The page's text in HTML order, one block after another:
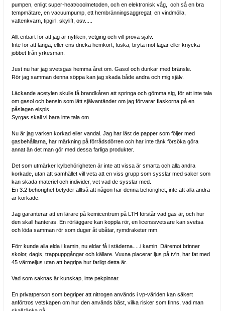
pumpen, enligt super-heat/coolmetoden, och en elektronisk våg, och så en bra
tempmätare, en vacuumpump, ett hembränningsaggregat, en vindmölla,
vattenkvarn, tipgirl, skylift, osv.....
Allt enbart för att jag är nyfiken, vetgirig och vill prova själv.
Inte för att langa, eller ens dricka hemkört, fuska, bryta mot lagar eller knycka
jobbet från yrkesmän.
Just nu har jag svetsgas hemma året om. Gasol och dunkar med bränsle.
Rör jag samman denna söppa kan jag skada både andra och mig själv.
Läckande acetylen skulle få brandkåren att springa och gömma sig, för att inte tala
om gasol och bensin som lätt självantänder om jag förvarar flaskorna på en
påslagen elspis.
Syrgas skall vi bara inte tala om.
Nu är jag varken korkad eller vandal. Jag har läst de papper som följer med
gasbehållarna, har märkning på förrådsdörren och har inte tänk försöka göra
annat än det man gör med dessa farliga produkter.
Det som utmärker kylbehörigheten är inte att vissa är smarta och alla andra
korkade, utan att samhället vill veta att en viss grupp som sysslar med saker som
kan skada materiel och individer, vet vad de sysslar med.
En 3.2 behörighet betyder alltså att någon har denna behörighet, inte att alla andra
är korkade.
Jag garanterar att en lärare på kemicentrum på LTH förstår vad gas är, och hur
den skall hanteras. En rörläggare kan koppla rör, en licenssvetsare kan svetsa
och löda samman rör som duger åt ubåtar, rymdraketer mm.
Förr kunde alla elda i kamin, nu eldar få i städerna.....i kamin. Däremot brinner
skolor, dagis, trappuppgångar och källare. Vuxna placerar ljus på tv'n, har fat med
45 värmeljus utan att begripa hur farligt detta är.
Vad som saknas är kunskap, inte pekpinnar.
En privatperson som begriper att nitrogen används i vp-världen kan säkert
anförtros vetskapen om hur den används bäst, vilka risker som finns, vad man